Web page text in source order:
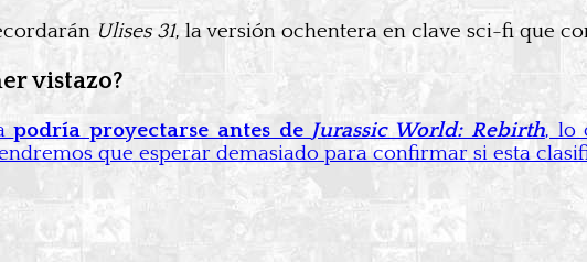
Ulises 31, la versión ochentera en clave sci-fi que
vistazo?
podría proyectarse antes de Jurassic World: Rebirth, lo
que esperar demasiado para confirmar si esta